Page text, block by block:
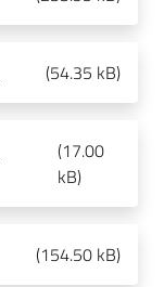
(54.35 kB)
(17.00
kB)
(154.50 kB)